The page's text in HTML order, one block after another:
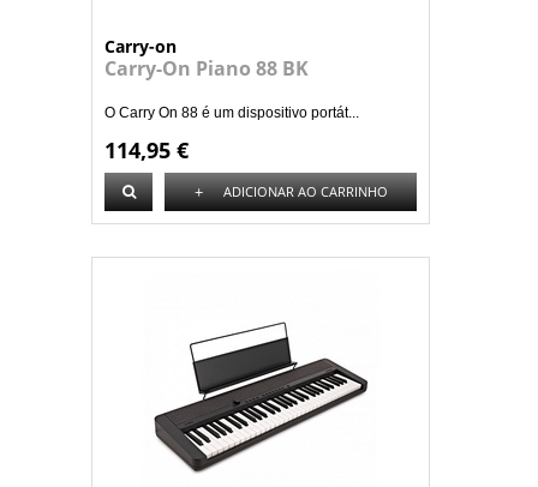
Carry-on
Carry-On Piano 88 BK
O Carry On 88 é um dispositivo portát...
114,95 €
+ ADICIONAR AO CARRINHO